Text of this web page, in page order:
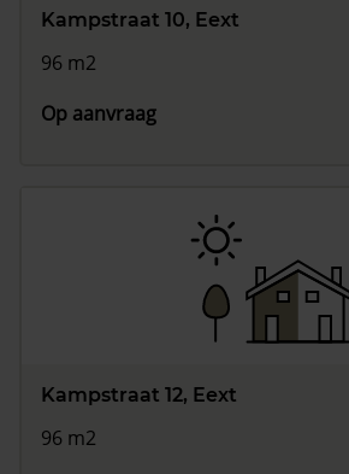
Maandag t/m vrijdag - 08:00 -18:00
Kampstraat 10, Eext
96 m2
Op aanvraag
Kampstraat 12, Eext
96 m2